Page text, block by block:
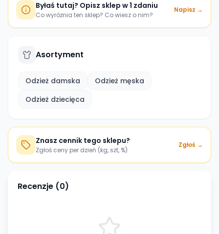
Byłaś tutaj? Opisz sklep w 1 zdaniu
Co wyróżnia ten sklep? Co wiesz o nim?
Napisz →
Asortyment
Odzież damska
Odzież męska
Odzież dziecięca
Znasz cennik tego sklepu?
Zgłoś ceny per dzień (kg, szt, %)
Zgłoś →
Recenzje (0)